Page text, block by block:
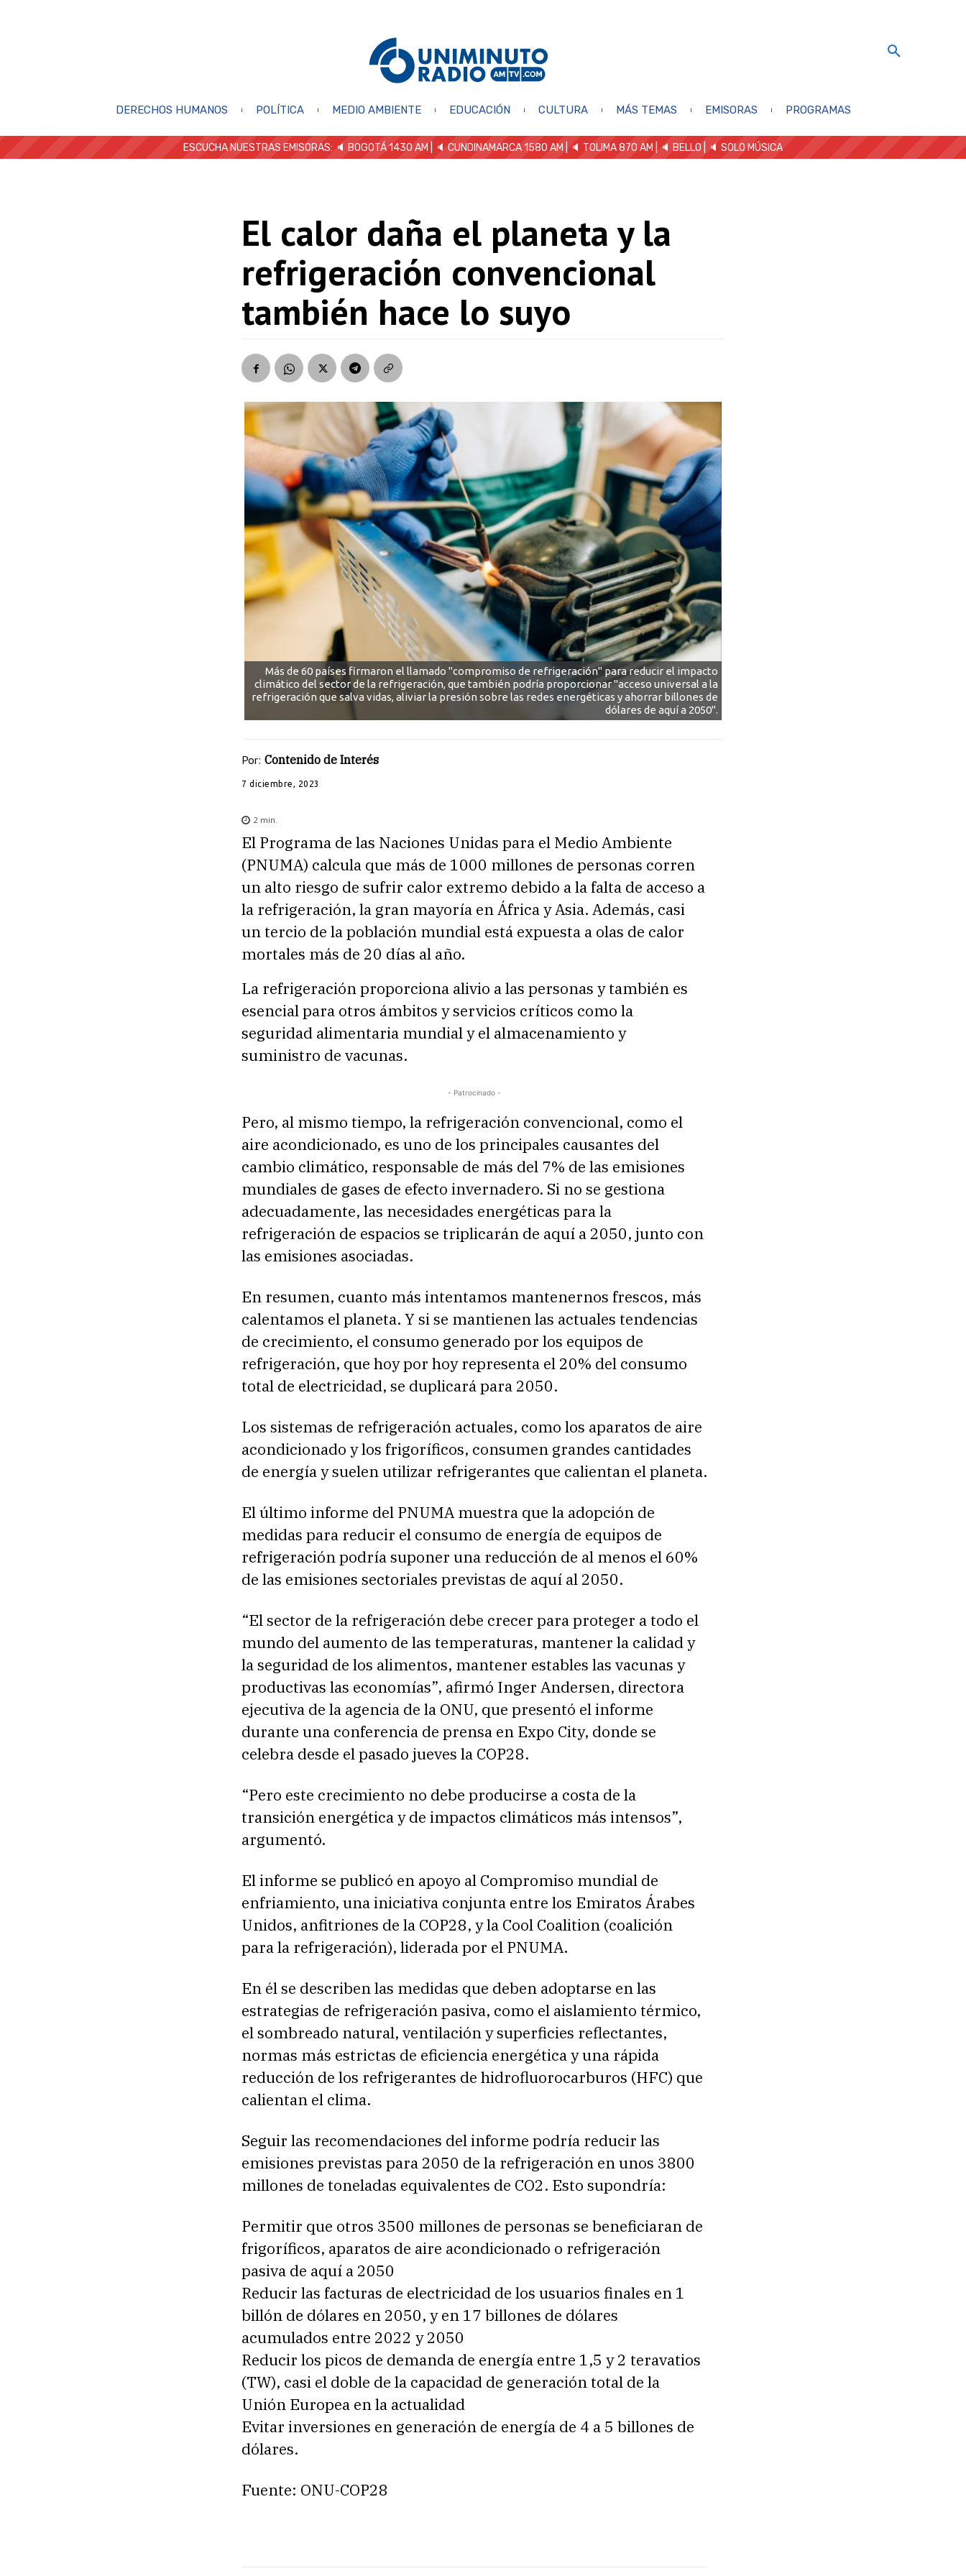
DERECHOS HUMANOS POLÍTICA MEDIO AMBIENTE EDUCACIÓN CULTURA MÁS TEMAS EMISORAS PROGRAMAS
ESCUCHA NUESTRAS EMISORAS: 🔈 BOGOTÁ 1430 AM | 🔈 CUNDINAMARCA 1580 AM | 🔈 TOLIMA 870 AM | 🔈 BELLO 🔈 SOLO MÚSICA
El calor daña el planeta y la
refrigeración convencional
también hace lo suyo
Más de 60 países firmaron el llamado "compromiso de refrigeración" para reducir el impacto
climático del sector de la refrigeración, que también podría proporcionar "acceso universal a la
refrigeración que salva vidas, aliviar la presión sobre las redes energéticas y ahorrar billones de
dólares de aquí a 2050".
Por: Contenido de Interés
7 diciembre, 2023
2 min.
El Programa de las Naciones Unidas para el Medio Ambiente
(PNUMA) calcula que más de 1000 millones de personas corren
un alto riesgo de sufrir calor extremo debido a la falta de acceso a
la refrigeración, la gran mayoría en África y Asia. Además, casi
un tercio de la población mundial está expuesta a olas de calor
mortales más de 20 días al año.
La refrigeración proporciona alivio a las personas y también es
esencial para otros ámbitos y servicios críticos como la
seguridad alimentaria mundial y el almacenamiento y
suministro de vacunas.
- Patrocinado -
Pero, al mismo tiempo, la refrigeración convencional, como el
aire acondicionado, es uno de los principales causantes del
cambio climático, responsable de más del 7% de las emisiones
mundiales de gases de efecto invernadero. Si no se gestiona
adecuadamente, las necesidades energéticas para la
refrigeración de espacios se triplicarán de aquí a 2050, junto con
las emisiones asociadas.
En resumen, cuanto más intentamos mantenernos frescos, más
calentamos el planeta. Y si se mantienen las actuales tendencias
de crecimiento, el consumo generado por los equipos de
refrigeración, que hoy por hoy representa el 20% del consumo
total de electricidad, se duplicará para 2050.
Los sistemas de refrigeración actuales, como los aparatos de aire
acondicionado y los frigoríficos, consumen grandes cantidades
de energía y suelen utilizar refrigerantes que calientan el planeta.
El último informe del PNUMA muestra que la adopción de
medidas para reducir el consumo de energía de equipos de
refrigeración podría suponer una reducción de al menos el 60%
de las emisiones sectoriales previstas de aquí al 2050.
“El sector de la refrigeración debe crecer para proteger a todo el
mundo del aumento de las temperaturas, mantener la calidad y
la seguridad de los alimentos, mantener estables las vacunas y
productivas las economías”, afirmó Inger Andersen, directora
ejecutiva de la agencia de la ONU, que presentó el informe
durante una conferencia de prensa en Expo City, donde se
celebra desde el pasado jueves la COP28.
“Pero este crecimiento no debe producirse a costa de la
transición energética y de impactos climáticos más intensos”,
argumentó.
El informe se publicó en apoyo al Compromiso mundial de
enfriamiento, una iniciativa conjunta entre los Emiratos Árabes
Unidos, anfitriones de la COP28, y la Cool Coalition (coalición
para la refrigeración), liderada por el PNUMA.
En él se describen las medidas que deben adoptarse en las
estrategias de refrigeración pasiva, como el aislamiento térmico,
el sombreado natural, ventilación y superficies reflectantes,
normas más estrictas de eficiencia energética y una rápida
reducción de los refrigerantes de hidrofluorocarburos (HFC) que
calientan el clima.
Seguir las recomendaciones del informe podría reducir las
emisiones previstas para 2050 de la refrigeración en unos 3800
millones de toneladas equivalentes de CO2. Esto supondría:
Permitir que otros 3500 millones de personas se beneficiaran de
frigoríficos, aparatos de aire acondicionado o refrigeración
pasiva de aquí a 2050
Reducir las facturas de electricidad de los usuarios finales en 1
billón de dólares en 2050, y en 17 billones de dólares
acumulados entre 2022 y 2050
Reducir los picos de demanda de energía entre 1,5 y 2 teravatios
(TW), casi el doble de la capacidad de generación total de la
Unión Europea en la actualidad
Evitar inversiones en generación de energía de 4 a 5 billones de
dólares.
Fuente: ONU-COP28